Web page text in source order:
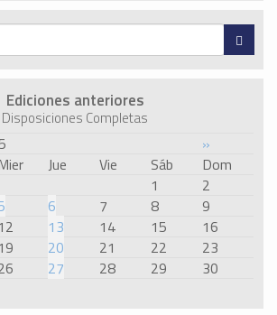
Ediciones anteriores
Disposiciones Completas
»
Jue Vie Sáb
Dom
1
2
6 7 8
9
13 14 15
16
20 21 22
23
27 28 29
30